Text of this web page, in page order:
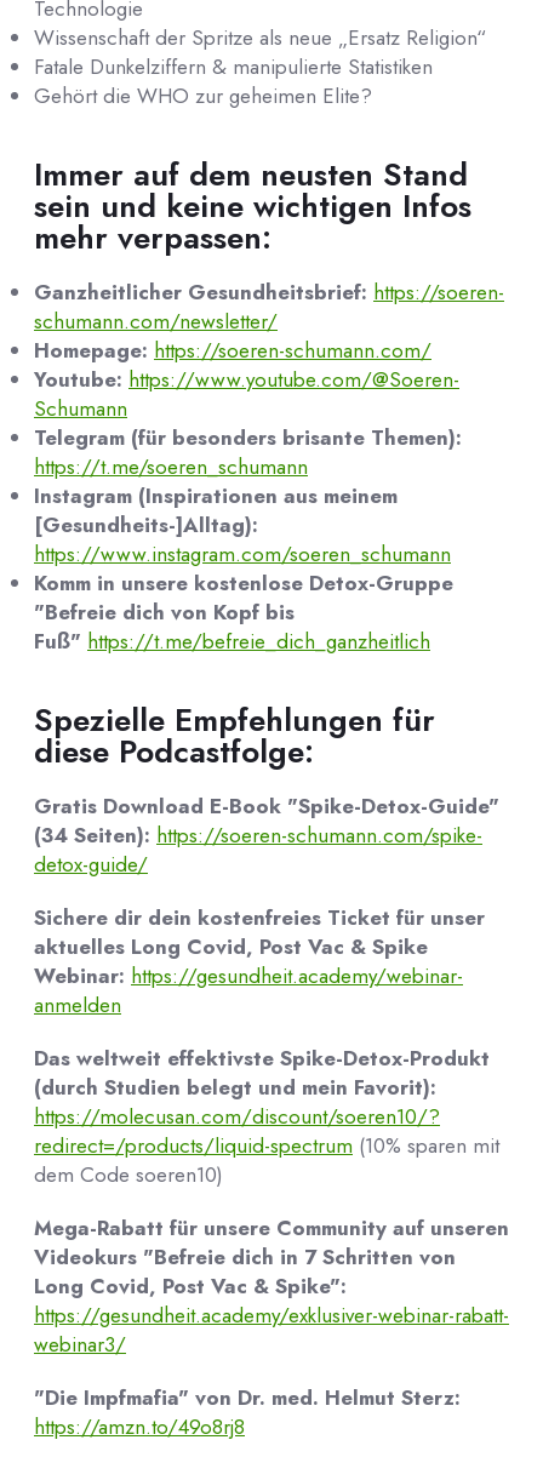
Technologie
Wissenschaft der Spritze als neue „Ersatz Religion“
Fatale Dunkelziffern & manipulierte Statistiken
Gehört die WHO zur geheimen Elite?
Immer auf dem neusten Stand
sein und keine wichtigen Infos
mehr verpassen:
Ganzheitlicher Gesundheitsbrief: https://soeren-
schumann.com/newsletter/
Homepage: https://soeren-schumann.com/
Youtube: https://www.youtube.com/@Soeren-
Schumann
Telegram (für besonders brisante Themen):
https://t.me/soeren_schumann
Instagram (Inspirationen aus meinem
[Gesundheits-]Alltag):
https://www.instagram.com/soeren_schumann
Komm in unsere kostenlose Detox-Gruppe
"Befreie dich von Kopf bis
Fuß" https://t.me/befreie_dich_ganzheitlich
Spezielle Empfehlungen für
diese Podcastfolge:
Gratis Download E-Book "Spike-Detox-Guide"
(34 Seiten): https://soeren-schumann.com/spike-
detox-guide/
Sichere dir dein kostenfreies Ticket für unser
aktuelles Long Covid, Post Vac & Spike
Webinar: https://gesundheit.academy/webinar-
anmelden
Das weltweit effektivste Spike-Detox-Produkt
(durch Studien belegt und mein Favorit):
https://molecusan.com/discount/soeren10/?
redirect=/products/liquid-spectrum (10% sparen mit
dem Code soeren10)
Mega-Rabatt für unsere Community auf unseren
Videokurs "Befreie dich in 7 Schritten von
Long Covid, Post Vac & Spike":
https://gesundheit.academy/exklusiver-webinar-rabatt-
webinar3/
"Die Impfmafia" von Dr. med. Helmut Sterz:
https://amzn.to/49o8rj8